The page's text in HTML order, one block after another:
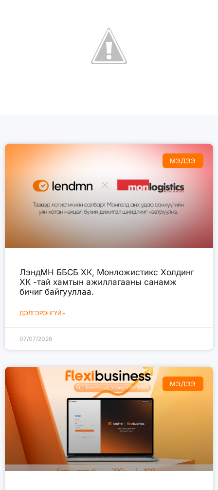
МЭДЭЭ
ЛэндМН ББСБ ХК, Монложистикс Холдинг
ХК -тай хамтын ажиллагааны санамж
бичиг байгууллаа.
ДЭЛГЭРЭНГҮЙ »
07/07/2026
МЭДЭЭ